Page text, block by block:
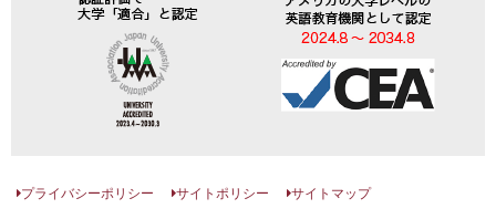
プライバシーポリシー サイトポリシー サイトマップ